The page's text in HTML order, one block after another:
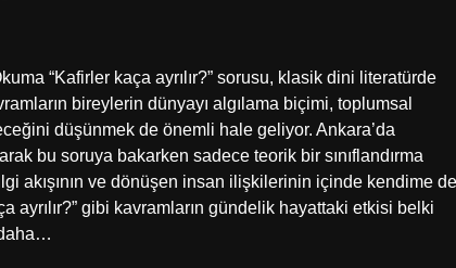
“Kafirler kaça ayrılır?” sorusu, klasik dini literatürde
bireylerin dünyayı algılama biçimi, toplumsal
düşünmek de önemli hale geliyor. Ankara’da
bu soruya bakarken sadece teorik bir sınıflandırma
akışının ve dönüşen insan ilişkilerinin içinde kendime de
ayrılır?” gibi kavramların gündelik hayattaki etkisi belki